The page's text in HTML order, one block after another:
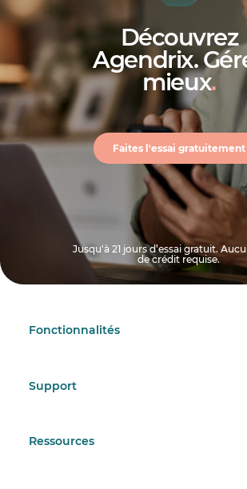
Découvrez
Agendrix.
mieux.
Faites l'essai gratuitement
Jusqu'à 21 jours d’essai gratuit.
de crédit requise.
Fonctionnalités
Support
Ressources